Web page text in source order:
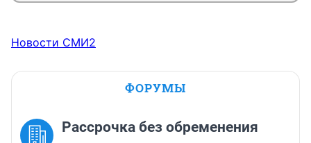
Новости СМИ2
ФОРУМЫ
Рассрочка без обременения